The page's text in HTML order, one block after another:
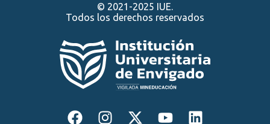
© 2021-2025 IUE.
Todos los derechos reservados